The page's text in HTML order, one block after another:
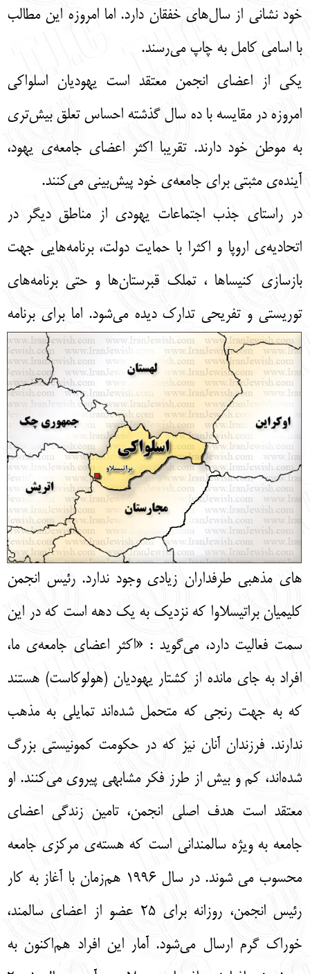
خود نشاني از سال‌هاي خفقان دارد. اما امروزه اين مطالب
با اسامي كامل به چاپ مي‌رسند.
يكي از اعضاي انجمن معتقد است يهوديان اسلواكي
امروزه در مقايسه با ده سال گذشته احساس تعلق بيش‌تري
به موطن خود دارند. تقريبا اكثر اعضاي جامعه‌ی يهود،
آينده‌ی مثبتي براي جامعه‌ی خود پيش‌بيني مي‌كنند.
در راستاي جذب اجتماعات يهودي از مناطق ديگر در
اتحاديه‌ی اروپا و اكثرا با حمايت دولت، برنامه‌هايي جهت
بازسازي كنيساها ، تملك قبرستان‌ها و حتي برنامه‌هاي
توريستي و تفريحي تدارك ديده مي‌شود. اما براي برنامه
هاي مذهبي طرفداران زيادي وجود ندارد. رئيس انجمن
كليميان براتيسلاوا كه نزديك به يك دهه است كه در اين
سمت فعاليت دارد، مي‌گويد : «اكثر اعضاي جامعه‌ی ما،
افراد به جاي مانده از كشتار يهوديان (هولوكاست) هستند
كه به جهت رنجي كه متحمل شده‌اند تمايلي به مذهب
ندارند. فرزندان آنان نيز كه در حكومت كمونيستي بزرگ
شده‌اند، كم و بيش از طرز فكر مشابهي پيروي مي‌كنند. او
معتقد است هدف اصلي انجمن، تامين زندگي اعضای
جامعه به ويژه سالمنداني است كه هسته‌ی مرکزی جامعه
محسوب مي شوند. در سال 1996 هم‌زمان با آغاز به كار
رئيس انجمن، روزانه براي 25 عضو از اعضای سالمند،
خوراك گرم ارسال مي‌شود. آمار اين افراد هم‌اكنون به